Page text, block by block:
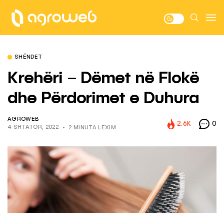
SHËNDET
Krehëri – Dëmet në Flokë
dhe Përdorimet e Duhura
AGROWEB
4 SHTATOR, 2022
2 MINUTA LEXIM
2.6K 0